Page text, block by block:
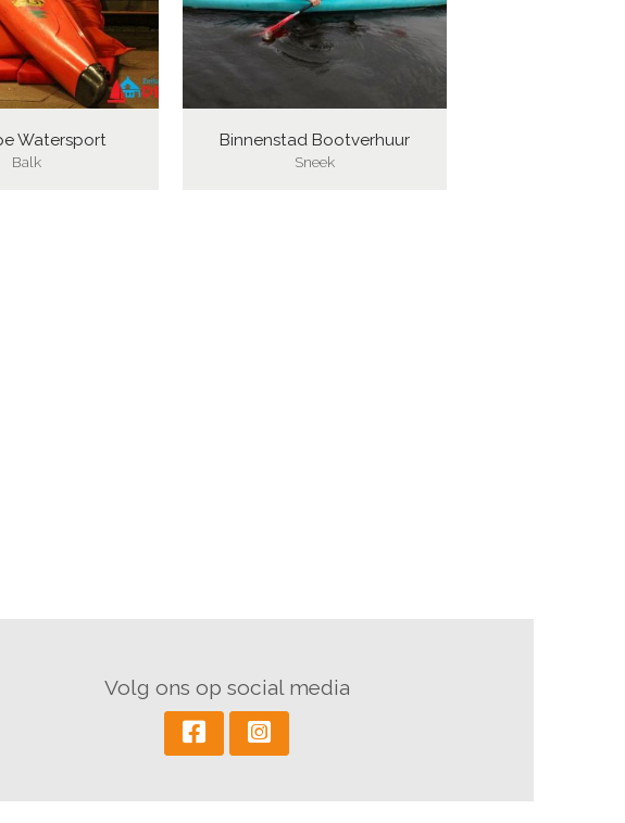
Watersport
Balk
Binnenstad Bootverhuur
Sneek
Volg ons op social media